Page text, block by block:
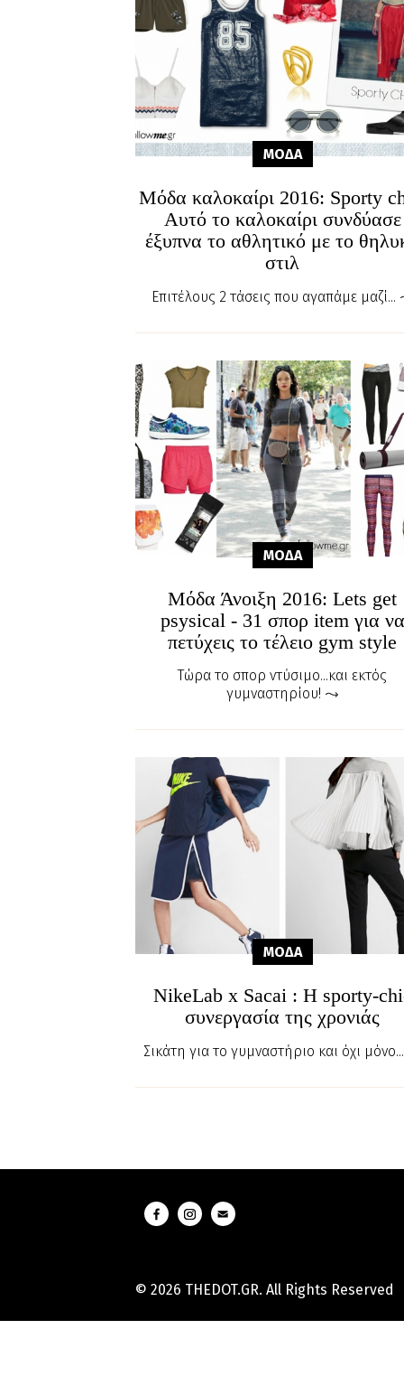
ΜΟΔΑ
Μόδα καλοκαίρι 2016: Sporty
Αυτό το καλοκαίρι συνδύασε
έξυπνα το αθλητικό με το
στιλ
Επιτέλους 2 τάσεις που αγαπάμε μαζί...
ΜΟΔΑ
Μόδα Άνοιξη 2016: Lets get
psysical - 31 σπορ item για να
πετύχεις το τέλειο gym style
Tώρα το σπορ ντύσιμο...και εκτός
γυμναστηρίου!
ΜΟΔΑ
NikeLab x Sacai : H sporty-
συνεργασία της χρονιάς
Σικάτη για το γυμναστήριο και όχι μόνο...
© 2026 THEDOT.GR. All Rights Reserved